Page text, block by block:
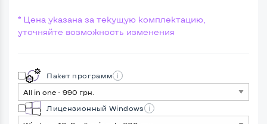
* Цена указана за текущую комплектацию,
уточняйте возможность изменения
Пакет программ
Лицензионный Windows